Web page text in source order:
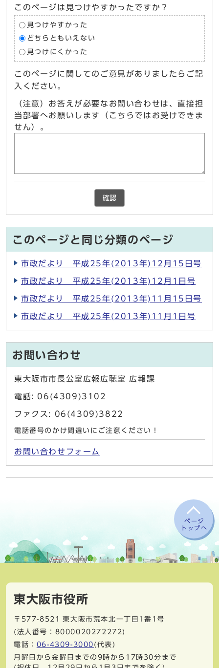
このページは見つけやすかったですか？
見つけやすかった
どちらともいえない
見つけにくかった
このページに関してのご意見がありましたらご記
入ください。
（注意）お答えが必要なお問い合わせは、直接担
当部署へお願いします（こちらではお受けできま
せん）。
確認
このページと同じ分類のページ
市政だより 平成25年(2013年)12月15日号
市政だより 平成25年(2013年)12月1日号
市政だより 平成25年(2013年)11月15日号
市政だより 平成25年(2013年)11月1日号
お問い合わせ
東大阪市市長公室広報広聴室 広報課
電話: 06(4309)3102
ファクス: 06(4309)3822
電話番号のかけ間違いにご注意ください！
お問い合わせフォーム
ページ
トップへ
東大阪市役所
〒577-8521
東大阪市荒本北一丁目1番1号
(法人番号：8000020272272)
電話： 06-4309-3000 (代表)
月曜日から金曜日までの9時から17時30分まで